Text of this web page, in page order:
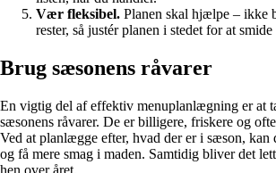
Vær fleksibel. Planen skal hjælpe – ikke
rester, så justér planen i stedet for at smide
Brug sæsonens råvarer
En vigtig del af effektiv menuplanlægning er at
sæsonens råvarer. De er billigere, friskere og
Ved at planlægge efter, hvad der er i sæson, kan
og få mere smag i maden. Samtidig bliver det